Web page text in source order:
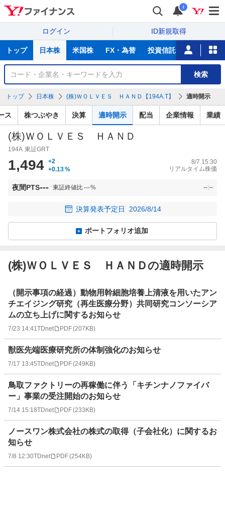
i
ログイン ID新規取得
サ
トップ 日本株 米国株 FX・為替 投資信託 ニュース
銘
検
索
検索
トップ 日本株 (株)ＷＯＬＶＥＳ ＨＡＮＤ【194A.T】 適時開示
ス 株つぶやき 決算 適時開示 配当 企業情報 業績
(株)ＷＯＬＶＥＳ ＨＡＮＤ
194A 東証GRT
1,494 +2
+0.13%
8/7 15:30
リアルタイム株価
夜間PTS--- 東証終値比---% --:--
決算発表予定日 2026/8/14
ポートフォリオ追加
(株)ＷＯＬＶＥＳ ＨＡＮＤの適時開示
報
（開示事項の経過）動物用幹細胞培養上清液を用いたアン
チエイジング研究（再生医療分野）共同研究コンソーシア
ムの立ち上げに関するお知らせ
7/23 14:41 TDnet PDF(207KB)
獣医先端医療研究所の体制強化のお知らせ
7/17 13:45TDnet PDF(249KB)
鳥取ファクトリーの再稼働に伴う「キチンナノファイバ
ー」事業の受注開始のお知らせ
7/14 15:18TDnet PDF(233KB)
ノースワン株式会社の株式の取得（子会社化）に関するお
知らせ
7/8 12:30TDnet PDF(254KB)